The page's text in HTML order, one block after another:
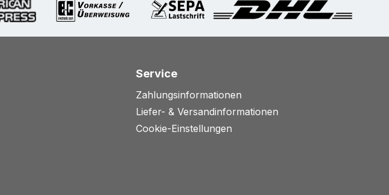
Service
Zahlungsinformationen
Liefer- & Versandinformationen
Cookie-Einstellungen